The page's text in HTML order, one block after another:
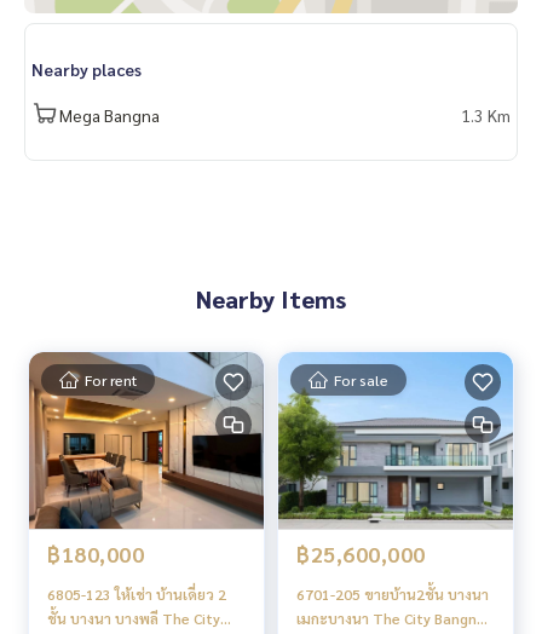
Nearby places
Mega Bangna 1.3 Km
Nearby Items
For rent
฿180,000
6805-123 ให้เช่า บ้านเดี่ยว 2
ชั้น บางนา บางพลี The City
For sale
฿25,600,000
6701-205 ขายบ้าน2ชั้น บางนา
เมกะบางนา The City Bangna